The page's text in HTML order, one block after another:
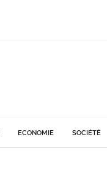
ECONOMIE SOCIÉTÉ